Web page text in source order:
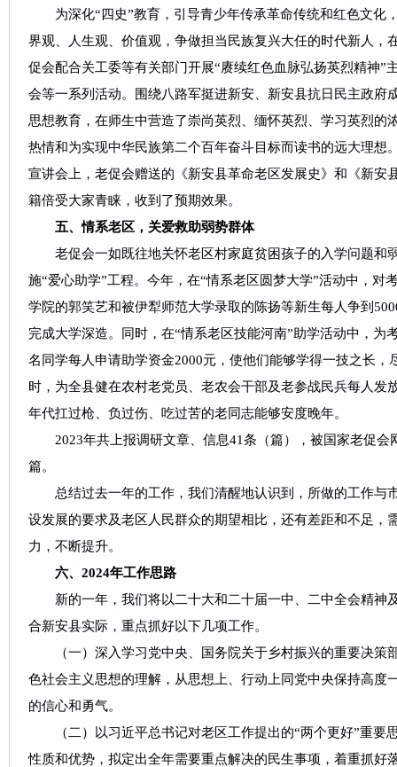
为深化“四史”教育，引导青少年传承革命传统和红色文化
界观、人生观、价值观，争做担当民族复兴大任的时代新人，
促会配合关工委等有关部门开展“赓续红色血脉弘扬英烈精神”
会等一系列活动。围绕八路军挺进新安、新安县抗日民主政府
思想教育，在师生中营造了崇尚英烈、缅怀英烈、学习英烈的
热情和为实现中华民族第二个百年奋斗目标而读书的远大理想
宣讲会上，老促会赠送的《新安县革命老区发展史》和《新安
籍倍受大家青睐，收到了预期效果。
五、情系老区，关爱救助弱势群体
老促会一如既往地关怀老区村家庭贫困孩子的入学问题和
施“爱心助学”工程。今年，在“情系老区圆梦大学”活动中，对
学院的郭笑艺和被伊犁师范大学录取的陈扬等新生每人争到
完成大学深造。同时，在“情系老区技能河南”助学活动中，为
名同学每人申请助学资金2000元，使他们能够学得一技之长，
时，为全县健在农村老党员、老农会干部及老参战民兵每人发
年代扛过枪、负过伤、吃过苦的老同志能够安度晚年。
2023年共上报调研文章、信息41条（篇），被国家老促会
篇。
总结过去一年的工作，我们清醒地认识到，所做的工作与
设发展的要求及老区人民群众的期望相比，还有差距和不足，
力，不断提升。
六、2024年工作思路
新的一年，我们将以二十大和二十届一中、二中全会精神
合新安县实际，重点抓好以下几项工作。
（一）深入学习党中央、国务院关于乡村振兴的重要决策
色社会主义思想的理解，从思想上、行动上同党中央保持高度
的信心和勇气。
（二）以习近平总书记对老区工作提出的“两个更好”重要
性质和优势，拟定出全年需要重点解决的民生事项，着重抓好